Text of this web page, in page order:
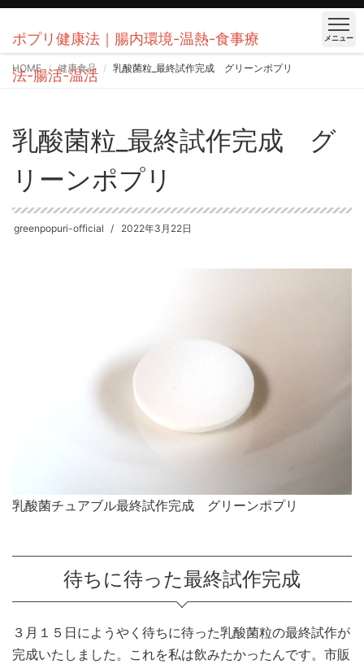
ポプリ健康法｜腸内環境-温熱-食事療
法-腸活-温活
メニュー
HOME 健康食品 乳酸菌粒_最終試作完成 グリーンポプリ
乳酸菌粒_最終試作完成 グ
リーンポプリ
greenpopuri-official 2022年3月22日
乳酸菌チュアブル最終試作完成 グリーンポプリ
待ちに待った最終試作完成
３月１５日にようやく待ちに待った乳酸菌粒の最終試作が
完成いたしました。これを私は飲みたかったんです。市販